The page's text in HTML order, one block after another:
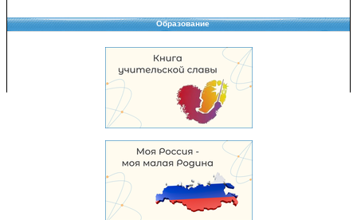
Образование
Copyright © 2008-2026 Управление образования
Перепечатка и использование материалов возможны только с разрешения
Управления образования.
103,941,589 уникальных посетителей